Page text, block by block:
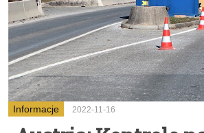
Informacje 2022-11-16